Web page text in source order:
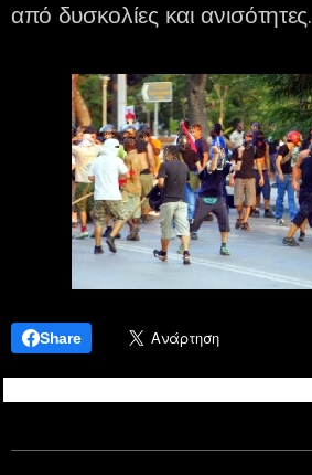
από δυσκολίες και ανισότητες.
Share